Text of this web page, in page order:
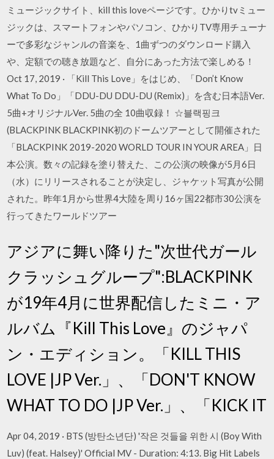
ミュージックサイト、kill this loveページです。ひかりtvミュー
ジックは、スマートフォンやパソコン、ひかりTV専用チューナ
ーで多彩なジャンルの音楽を、1曲ずつのダウンロード購入
や、定額での聴き放題など、自分にあった方法で楽しめる！
Oct 17, 2019 · 「Kill This Love」をはじめ、「Don’t Know
What To Do」「DDU-DU DDU-DU (Remix)」を含む日本語Ver.
5曲+オリジナルVer. 5曲の全 10曲収録！ ☆블랙핑크
(BLACKPINK BLACKPINK初のドームツアーとして開催された
「BLACKPINK 2019-2020 WORLD TOUR IN YOUR AREA」日
本公演。数々の記録を塗り替えた、この公演の映像が5月6日
（水）にリリースされることが決定し、ジャケット写真が公開
された。昨年1月から世界4大陸を周り16ヶ国22都市30公演を
行ってきたワールドツアー
アジアに舞い降りた"次世代ガール
クラッシュグループ":BLACKPINK
が19年4月に世界配信したミニ・ア
ルバム『Kill This Love』のジャパ
ン・エディション。「KILL THIS
LOVE |JP Ver.」、「DON'T KNOW
WHAT TO DO |JP Ver.」、「KICK IT
Apr 04, 2019 · BTS (방탄소년단) '작은 것들을 위한 시 (Boy With
Luv) (feat. Halsey)' Official MV - Duration: 4:13. Big Hit Labels